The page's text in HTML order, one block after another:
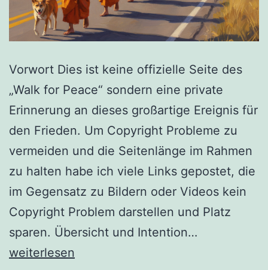
Vorwort Dies ist keine offizielle Seite des
„Walk for Peace“ sondern eine private
Erinnerung an dieses großartige Ereignis für
den Frieden. Um Copyright Probleme zu
vermeiden und die Seitenlänge im Rahmen
zu halten habe ich viele Links gepostet, die
im Gegensatz zu Bildern oder Videos kein
Copyright Problem darstellen und Platz
sparen. Übersicht und Intention…
weiterlesen